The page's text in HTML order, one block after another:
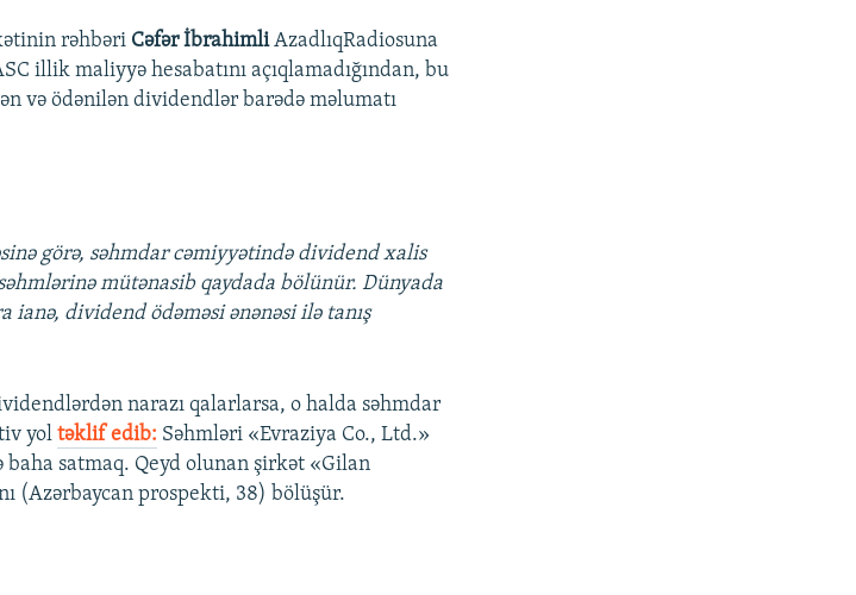
rəhbəri Cəfər İbrahimliAzadlıqRadiosuna
illik maliyyə hesabatını açıqlamadığından, bu
və ödənilən dividendlər barədə məlumatı
görə, səhmdar cəmiyyətində dividend xalis
mütənasib qaydada bölünür. Dünyada
ianə, dividend ödəməsi ənənəsi ilə tanış
narazı qalarlarsa, o halda səhmdar
yoltəklif edib: Səhmləri «Evraziya Co., Ltd.»
satmaq. Qeyd olunan şirkət «Gilan
(Azərbaycan prospekti, 38) bölüşür.